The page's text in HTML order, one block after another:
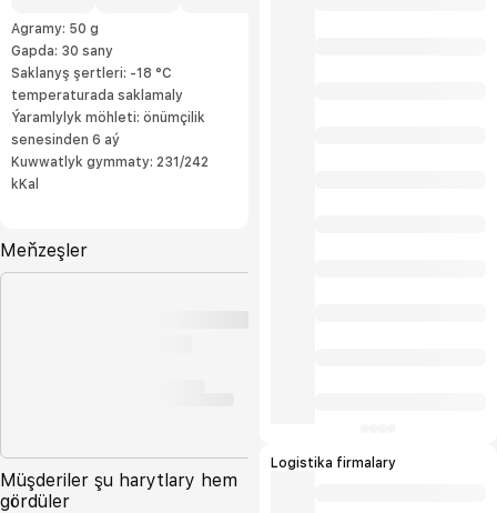
Agramy: 50 g
Gapda: 30 sany
Saklanyş şertleri: -18 °C
temperaturada saklamaly
Ýaramlylyk möhleti: önümçilik
senesinden 6 aý
Kuwwatlyk gymmaty: 231/242
kKal
Meňzeşler
Müşderiler şu harytlary hem
gördüler
Logistika firmalary